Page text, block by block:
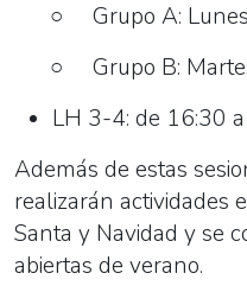
○ Grupo A: Lunes
○ Grupo B:
LH 3-4: de 16:30
Además de estas
realizarán actividades
Santa y Navidad y se
abiertas de verano.